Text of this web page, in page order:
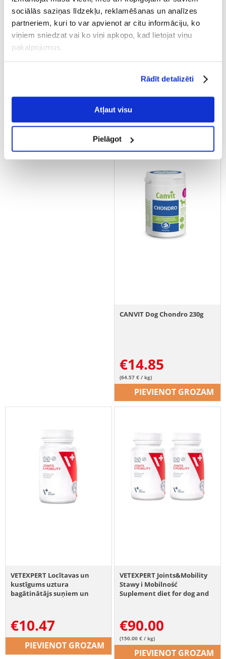
sociālās saziņas līdzekļu, reklamēšanas un analīzes
partneriem, kuri to var apvienot ar citu informāciju, ko
viņiem sniedzat vai ko viņi apkopo, kad lietojat viņu
pakalpojumus.
Rādīt detalizēti
Atļaut visu
Pielāgot
(64.57 € / kg)
PIEVIENOT GROZAM
muskuļu un skeleta
atbalstam
€26.87
PIEVIENOT GROZAM
CANVIT Dog Chondro 230g
€14.85
(64.57 € / kg)
PIEVIENOT GROZAM
VETEXPERT Locītavas un
kustīgums uztura
bagātinātājs suņiem un
€10.47
PIEVIENOT GROZAM
VETEXPERT Joints&Mobility
Stawy i Mobilność
Suplement diet for dog and
€90.00
(150.00 € / kg)
PIEVIENOT GROZAM